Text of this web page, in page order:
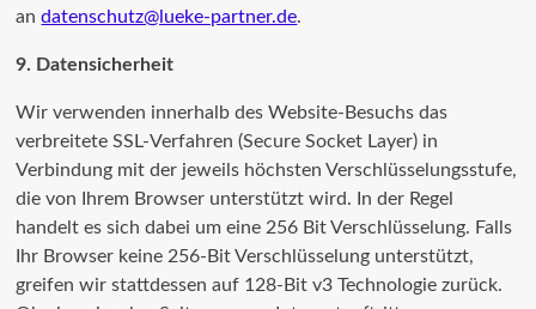
andatenschutz@lueke-partner.de.
9. Datensicherheit
Wir verwenden innerhalb des Website-Besuchs das
verbreitete SSL-Verfahren (Secure Socket Layer) in
Verbindung mit der jeweils höchsten Verschlüsselungsstufe,
die von Ihrem Browser unterstützt wird. In der Regel
handelt es sich dabei um eine 256 Bit Verschlüsselung. Falls
Ihr Browser keine 256-Bit Verschlüsselung unterstützt,
greifen wir stattdessen auf 128-Bit v3 Technologie zurück.